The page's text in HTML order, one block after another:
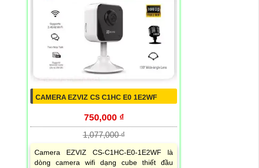
CAMERA EZVIZ CS C1HC E0 1E2WF
750,000 ₫
1,077,000 ₫
Camera EZVIZ CS-C1HC-E0-1E2WF là
dòng camera wifi dạng cube thiết đầu